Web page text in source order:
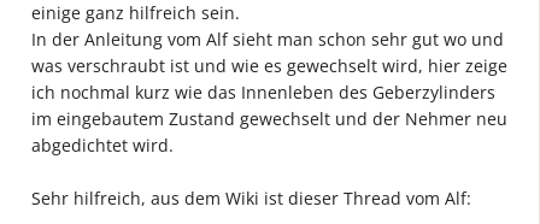
einige ganz hilfreich sein.
In der Anleitung vom Alf sieht man schon sehr gut wo und
was verschraubt ist und wie es gewechselt wird, hier zeige
ich nochmal kurz wie das Innenleben des Geberzylinders
im eingebautem Zustand gewechselt und der Nehmer neu
abgedichtet wird.
Sehr hilfreich, aus dem Wiki ist dieser Thread vom Alf: